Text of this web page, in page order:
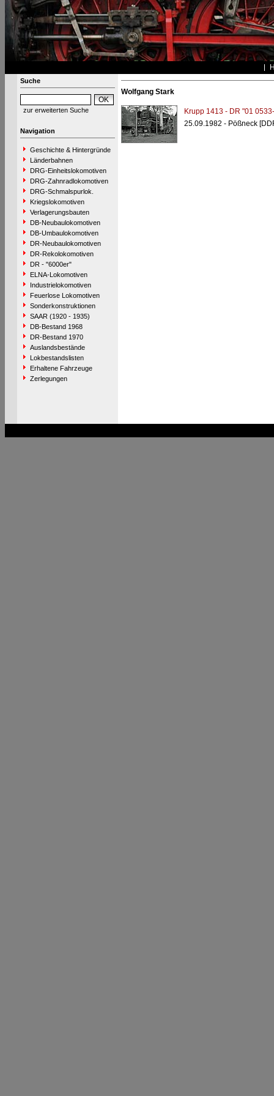
Suche
zur erweiterten Suche
Navigation
Geschichte & Hintergründe
Länderbahnen
DRG-Einheitslokomotiven
DRG-Zahnradlokomotiven
DRG-Schmalspurlok.
Kriegslokomotiven
Verlagerungsbauten
DB-Neubaulokomotiven
DB-Umbaulokomotiven
DR-Neubaulokomotiven
DR-Rekolokomotiven
DR - "6000er"
ELNA-Lokomotiven
Industrielokomotiven
Feuerlose Lokomotiven
Sonderkonstruktionen
SAAR (1920 - 1935)
DB-Bestand 1968
DR-Bestand 1970
Auslandsbestände
Lokbestandslisten
Erhaltene Fahrzeuge
Zerlegungen
Wolfgang Stark
Krupp 1413 - DR "01
25.09.1982 - Pößneck